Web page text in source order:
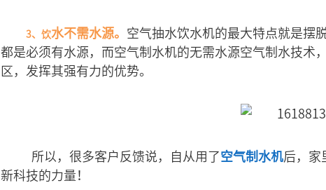
3、饮水不需水源。 空气抽水饮水机的最大特点就是摆
都是必须有水源，而空气制水机的无需水源空气制水技术
区，发挥其强有力的优势。
所以，很多客户反馈说，自从用了空气制水机后，家
新科技的力量！